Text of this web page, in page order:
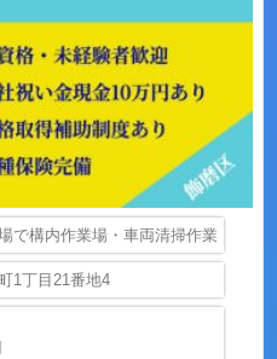
で構内作業場・車両清掃作業
1丁目21番地4